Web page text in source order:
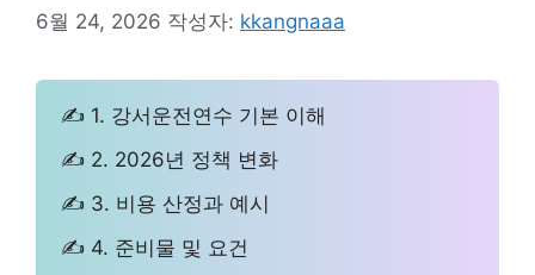
6월 24, 2026 작성자: kkangnaaa
✍ 1. 강서운전연수 기본 이해
✍ 2. 2026년 정책 변화
✍ 3. 비용 산정과 예시
✍ 4. 준비물 및 요건